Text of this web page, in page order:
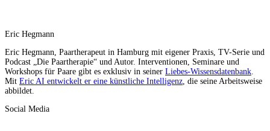
Eric Hegmann
Eric Hegmann, Paartherapeut in Hamburg mit eigener Praxis, TV-Serie und
Podcast „Die Paartherapie“ und Autor. Interventionen, Seminare und
Workshops für Paare gibt es exklusiv in seiner Liebes-Wissensdatenbank.
Mit Eric AI entwickelt er eine künstliche Intelligenz, die seine Arbeitsweise
abbildet.
Social Media